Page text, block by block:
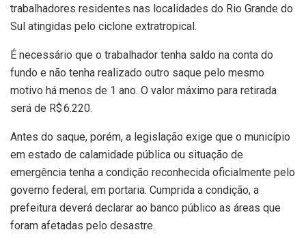
trabalhadores residentes nas localidades do Rio Grande do
Sul atingidas pelo ciclone extratropical.
É necessário que o trabalhador tenha saldo na conta do
fundo e não tenha realizado outro saque pelo mesmo
motivo há menos de 1 ano. O valor máximo para retirada
será de R$ 6.220.
Antes do saque, porém, a legislação exige que o município
em estado de calamidade pública ou situação de
emergência tenha a condição reconhecida oficialmente pelo
governo federal, em portaria. Cumprida a condição, a
prefeitura deverá declarar ao banco público as áreas que
foram afetadas pelo desastre.